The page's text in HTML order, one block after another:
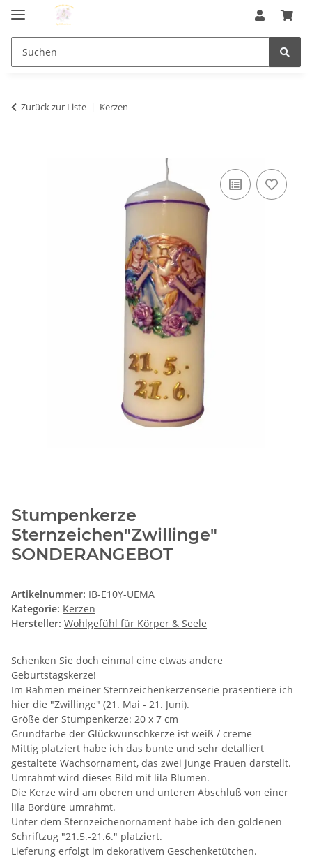
Zurück zur Liste Kerzen
Stumpenkerze
Sternzeichen"Zwillinge"
SONDERANGEBOT
Artikelnummer: IB-E10Y-UEMA
Kategorie: Kerzen
Hersteller: Wohlgefühl für Körper & Seele
Schenken Sie doch einmal eine etwas andere
Geburtstagskerze!
Im Rahmen meiner Sternzeichenkerzenserie präsentiere ich
hier die "Zwillinge" (21. Mai - 21. Juni).
Größe der Stumpenkerze: 20 x 7 cm
Grundfarbe der Glückwunschkerze ist weiß / creme
Mittig platziert habe ich das bunte und sehr detalliert
gestaltete Wachsornament, das zwei junge Frauen darstellt.
Umrahmt wird dieses Bild mit lila Blumen.
Die Kerze wird am oberen und unteren Abschluß von einer
lila Bordüre umrahmt.
Unter dem Sternzeichenornament habe ich den goldenen
Schriftzug "21.5.-21.6." platziert.
Lieferung erfolgt im dekorativem Geschenketütchen.